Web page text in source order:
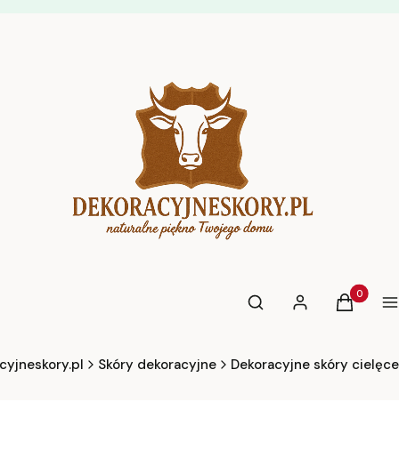
Otwórz wyszukiwarkę
Szukaj Zaloguj sięProdukty
Koszyk
Skóry dekoracyjne Dekoracyjne skóry cielęce